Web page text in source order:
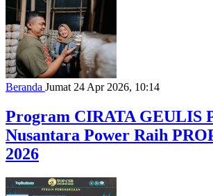
Beranda Jumat 24 Apr 2026, 10:14
Program CIRATA GEULIS
Nusantara Power Raih
2026